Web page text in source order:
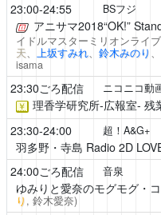
23:00-24:55 BSフジ
アニサマ2018“OK!”
イドルマスターミリオンライ
天、 上坂すみれ、 鈴木みのり 、
isama
23:30ごろ配信 ニコニコ動
￥ 理香学研究所-広報室- 残
23:30-24:00 超！A&G+
羽多野・寺島 Radio 2D
24:00ごろ配信 音泉
ゆみりと愛奈のモグモグ・
り , 鈴木愛奈)